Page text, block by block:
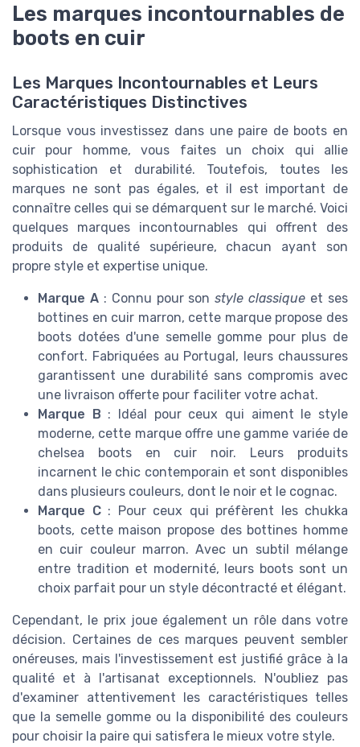
Les marques incontournables de
boots en cuir
Les Marques Incontournables et Leurs
Caractéristiques Distinctives
Lorsque vous investissez dans une paire de boots en
cuir pour homme, vous faites un choix qui allie
sophistication et durabilité. Toutefois, toutes les
marques ne sont pas égales, et il est important de
connaître celles qui se démarquent sur le marché. Voici
quelques marques incontournables qui offrent des
produits de qualité supérieure, chacun ayant son
propre style et expertise unique.
Marque A: Connu pour sonstyle classique et ses
bottines en cuir marron, cette marque propose des
boots dotées d'une semelle gomme pour plus de
confort. Fabriquées au Portugal, leurs chaussures
garantissent une durabilité sans compromis avec
une livraison offerte pour faciliter votre achat.
Marque B : Idéal pour ceux qui aiment le style
moderne, cette marque offre une gamme variée de
chelsea boots en cuir noir. Leurs produits
incarnent le chic contemporain et sont disponibles
dans plusieurs couleurs, dont le noir et le cognac.
Marque C: Pour ceux qui préfèrent les chukka
boots, cette maison propose des bottines homme
en cuir couleur marron. Avec un subtil mélange
entre tradition et modernité, leurs boots sont un
choix parfait pour un style décontracté et élégant.
Cependant, le prix joue également un rôle dans votre
décision. Certaines de ces marques peuvent sembler
onéreuses, mais l'investissement est justifié grâce à la
qualité et à l'artisanat exceptionnels. N'oubliez pas
d'examiner attentivement les caractéristiques telles
que la semelle gomme ou la disponibilité des couleurs
pour choisir la paire qui satisfera le mieux votre style.